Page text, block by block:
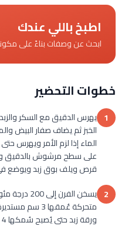
اطبخ باللي عندك
ابحث عن وصفات بناءً على
خطوات التحضير
1 يهرس الدقيق مع السكر
الخبز ثم يضاف صفار البيض
الماء إذا لزم الأمر ويهرس
على سطح مرشوش بالدقيق
قرص ويلف بوق زبد ويوضع في
2
يسخن الفرن